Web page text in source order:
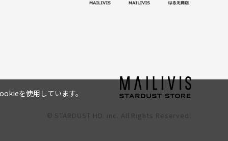
© STARDUST HD. inc. All Rights Reserved.
を使用しています。